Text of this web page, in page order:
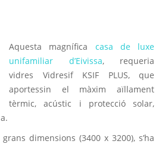
Aquesta magnífica casa de luxe
unifamiliar d’Eivissa, requeria
vidres Vidresif KSIF PLUS, que
aportessin el màxim aïllament
tèrmic, acústic i protecció solar,
dimensions (3400 x 3200), s’ha